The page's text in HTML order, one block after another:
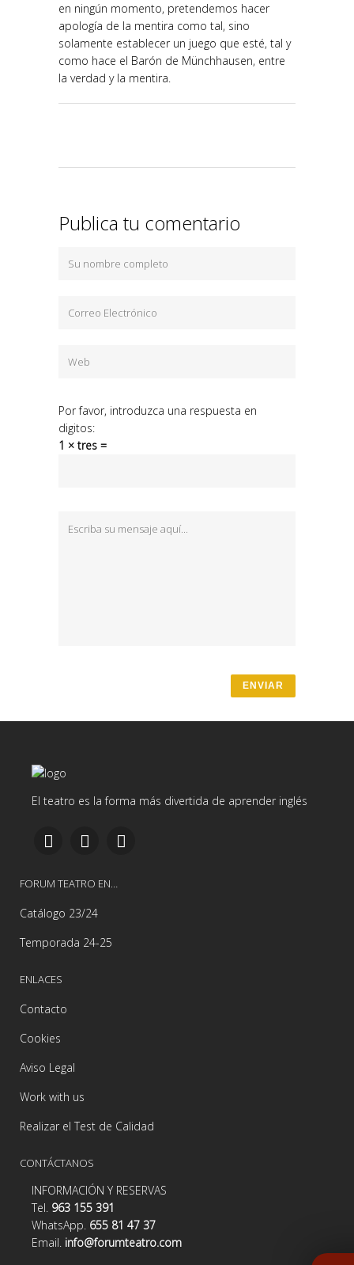
en ningún momento, pretendemos hacer
apología de la mentira como tal, sino
solamente establecer un juego que esté, tal y
como hace el Barón de Münchhausen, entre
la verdad y la mentira.
Publica tu comentario
Por favor, introduzca una respuesta en
digitos:
1 × tres =
El teatro es la forma más divertida de aprender inglés
FORUM TEATRO EN…
Catálogo 23/24
Temporada 24-25
ENLACES
Contacto
Cookies
Aviso Legal
Work with us
Realizar el Test de Calidad
CONTÁCTANOS
INFORMACIÓN Y RESERVAS
Tel. 963 155 391
WhatsApp. 655 81 47 37
Email. info@forumteatro.com